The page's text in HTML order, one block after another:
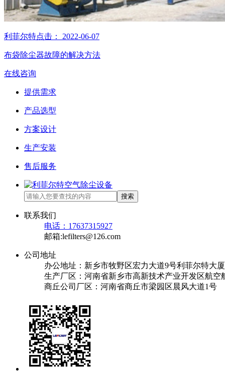
利菲尔特点击： 2022-06-07
布袋除尘器故障的解决方法
在线咨询
提供需求
产品选型
方案设计
生产安装
售后服务
搜索
联系我们
电话：17637315927
邮箱:lefilters@126.com
公司地址
办公地址：新乡市牧野区宏力大道9号利菲尔特大厦
生产厂区：河南省新乡市高新技术产业开发区航空
商丘公司厂区：河南省商丘市梁园区晨风大道1号